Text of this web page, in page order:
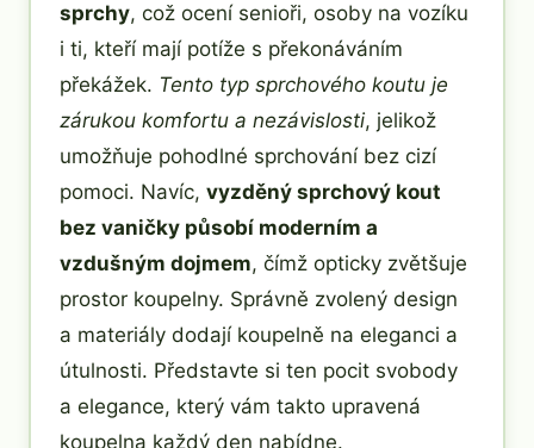
sprchy, což ocení senioři, osoby na vozíku
i ti, kteří mají potíže s překonáváním
překážek. Tento typ sprchového koutu je
zárukou komfortu a nezávislosti, jelikož
umožňuje pohodlné sprchování bez cizí
pomoci. Navíc, vyzděný sprchový kout
bez vaničky působí moderním a
vzdušným dojmem, čímž opticky zvětšuje
prostor koupelny. Správně zvolený design
a materiály dodají koupelně na eleganci a
útulnosti. Představte si ten pocit svobody
a elegance, který vám takto upravená
koupelna každý den nabídne.